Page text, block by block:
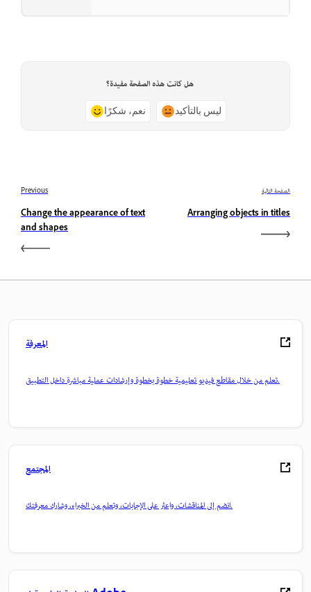
هل كانت هذه الصفحة مفيدة؟
نعم، شكرًا ليس بالتأكيد
Previous
Change the appearance of text
and shapes
الصفحة التالية
Arranging objects in titles
المعرفة
تعلم من خلال مقاطع فيديو تعليمية خطوة بخطوة وإرشادات عملية مباشرة داخل التطبيق.
المجتمع
انضم إلى المناقشات، واعثر على الإجابات، وتعلم من الخبراء، وشارك معرفتك.